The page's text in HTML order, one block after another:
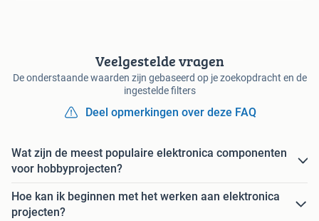
Veelgestelde vragen
De onderstaande waarden zijn gebaseerd op je zoekopdracht en de
ingestelde filters
Deel opmerkingen over deze FAQ
Wat zijn de meest populaire elektronica componenten
voor hobbyprojecten?
Hoe kan ik beginnen met het werken aan elektronica
projecten?